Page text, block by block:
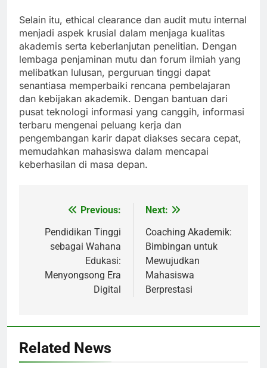
Selain itu, ethical clearance dan audit mutu internal
menjadi aspek krusial dalam menjaga kualitas
akademis serta keberlanjutan penelitian. Dengan
lembaga penjaminan mutu dan forum ilmiah yang
melibatkan lulusan, perguruan tinggi dapat
senantiasa memperbaiki rencana pembelajaran
dan kebijakan akademik. Dengan bantuan dari
pusat teknologi informasi yang canggih, informasi
terbaru mengenai peluang kerja dan
pengembangan karir dapat diakses secara cepat,
memudahkan mahasiswa dalam mencapai
keberhasilan di masa depan.
navigation
Previous:
Pendidikan Tinggi
sebagai Wahana
Edukasi:
Menyongsong Era
Digital
Next:
Coaching Akademik:
Bimbingan untuk
Mewujudkan
Mahasiswa
Berprestasi
Related News